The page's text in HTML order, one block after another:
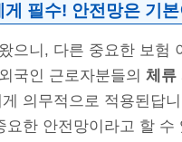
필수! 안전망은 기
으니, 다른 중요한 보험
국인 근로자분들의 체류
의무적으로 적용된답
요한 안전망이라고 할